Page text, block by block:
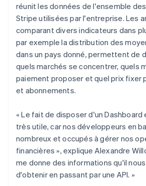
réunit les données de l'ensemble
Stripe utilisées par l'entreprise. Les
comparant divers indicateurs dans
par exemple la distribution des
dans un pays donné, permettent de
quels marchés se concentrer, quels
paiement proposer et quel prix fixer
et abonnements.
« Le fait de disposer d'un
très utile, car nos développeurs en
nombreux et occupés à gérer nos
financières », explique Alexandre
me donne des informations qu'il
d'obtenir en passant par une API. »